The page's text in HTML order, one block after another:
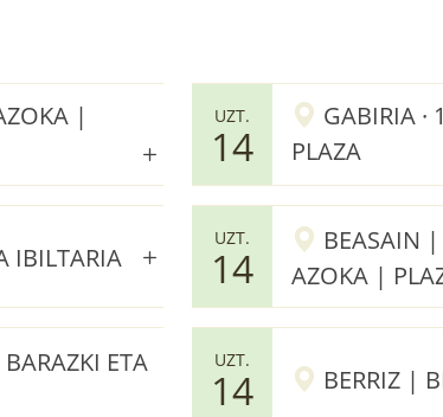
|
UZT.
14
GABIRIA
PLAZA
IBILTARIA
UZT.
14
BEASAIN
AZOKA |
ETA
UZT.
14 BERRIZ |